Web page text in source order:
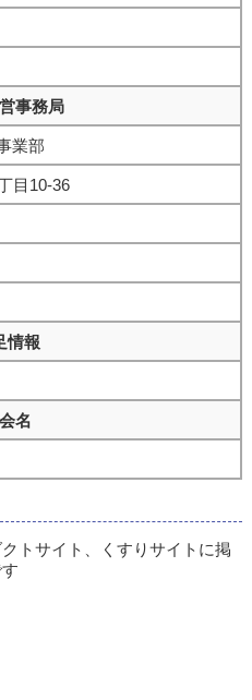
事務局
業部
目10-36
情報
名
トサイト、くすりサイトに掲